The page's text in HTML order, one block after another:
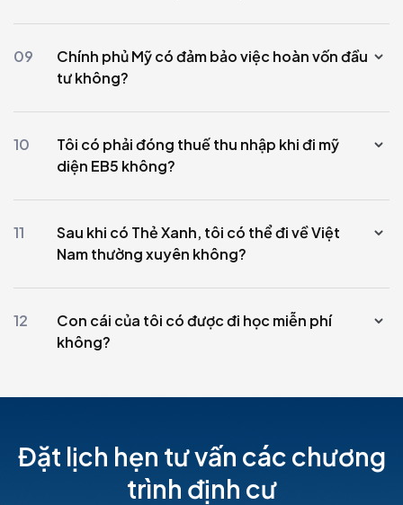
09
Chính phủ Mỹ có đảm bảo việc hoàn vốn đầu
tư không?
10
Tôi có phải đóng thuế thu nhập khi đi mỹ
diện EB5 không?
11
Sau khi có Thẻ Xanh, tôi có thể đi về Việt
Nam thường xuyên không?
12
Con cái của tôi có được đi học miễn phí
không?
Đặt lịch hẹn tư vấn các chương
trình định cư